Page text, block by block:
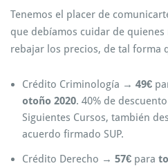
Tenemos el placer de
que debíamos cuidar de quienes
rebajar los precios, de tal forma
Crédito Criminología → 49€
otoño 2020. 40% de
Siguientes Cursos, también
acuerdo firmado SUP.
Crédito Derecho → 57€ para